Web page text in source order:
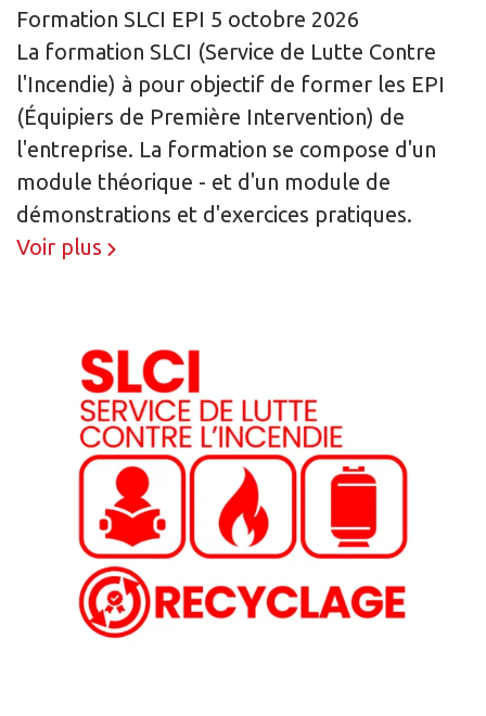
Formation SLCI EPI 5 octobre 2026
La formation SLCI (Service de Lutte Contre
l'Incendie) à pour objectif de former les EPI
(Équipiers de Première Intervention) de
l'entreprise. La formation se compose d'un
module théorique - et d'un module de
démonstrations et d'exercices pratiques.
Voir plus